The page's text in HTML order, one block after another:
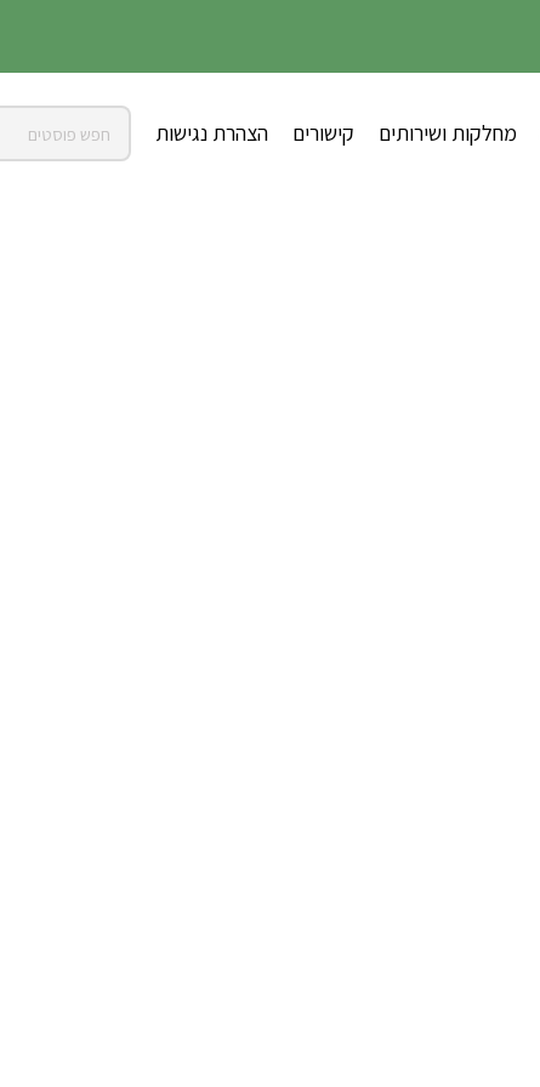
מחלקות ושירותים קישורים הצהרת נגישות